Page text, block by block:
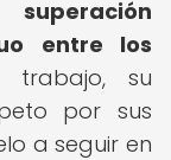
entre los
su
por sus
a seguir en